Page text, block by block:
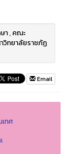
า,คณะ
วิทยาลัยราชภัฏ
Email
ทศ